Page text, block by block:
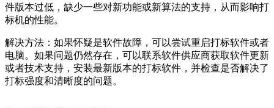
件版本过低，缺少一些对新功能或新算法的支持，从而影响打
标机的性能。
解决方法：如果怀疑是软件故障，可以尝试重启打标软件或者
电脑。如果问题仍然存在，可以联系软件供应商获取软件更新
或者技术支持，安装最新版本的打标软件，并检查是否解决了
打标强度和清晰度的问题。